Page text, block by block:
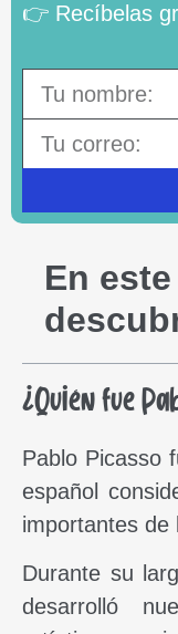
👉 Recíbelas
En
¿Quién fue
Pablo Picasso
español
importantes de
Durante su
desarrolló